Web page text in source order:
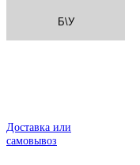
Б\У
Доставка или
самовывоз